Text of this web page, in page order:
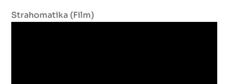
Strahomatika (Film)